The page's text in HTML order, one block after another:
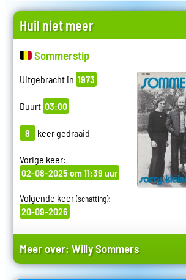
Huil niet meer
Sommerstip
Uitgebracht in 1973
Duurt 03:00
8 keer gedraaid
Vorige keer:
02-08-2025 om 11:39 uur
Volgende keer(schatting):
20-09-2026
Meer over:Willy Sommers